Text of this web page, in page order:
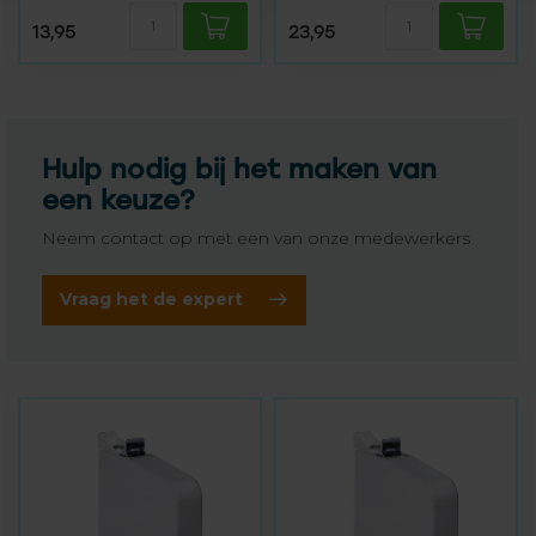
13,95 23,95
Hulp nodig bij het maken van
een keuze?
Neem contact op met een van onze medewerkers
Vraag het de expert